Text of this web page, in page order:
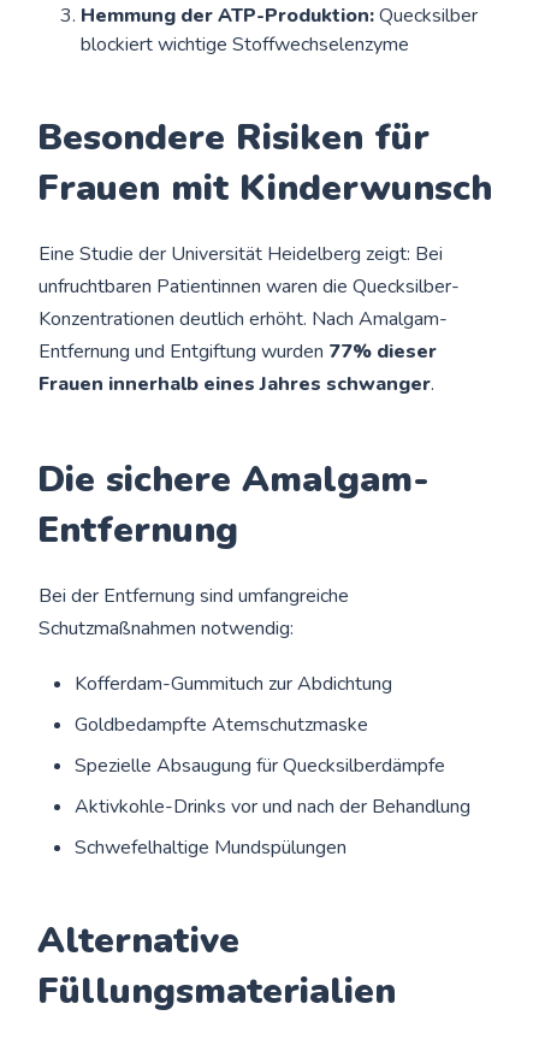
Hemmung der ATP-Produktion:Quecksilber
blockiert wichtige Stoffwechselenzyme
Besondere Risiken für
Frauen mit Kinderwunsch
Eine Studie der Universität Heidelberg zeigt: Bei
unfruchtbaren Patientinnen waren die Quecksilber-
Konzentrationen deutlich erhöht. Nach Amalgam-
Entfernung und Entgiftung wurden 77% dieser
Frauen innerhalb eines Jahres schwanger.
Die sichere Amalgam-
Entfernung
Bei der Entfernung sind umfangreiche
Schutzmaßnahmen notwendig:
Kofferdam-Gummituch zur Abdichtung
Goldbedampfte Atemschutzmaske
Spezielle Absaugung für Quecksilberdämpfe
Aktivkohle-Drinks vor und nach der Behandlung
Schwefelhaltige Mundspülungen
Alternative
Füllungsmaterialien